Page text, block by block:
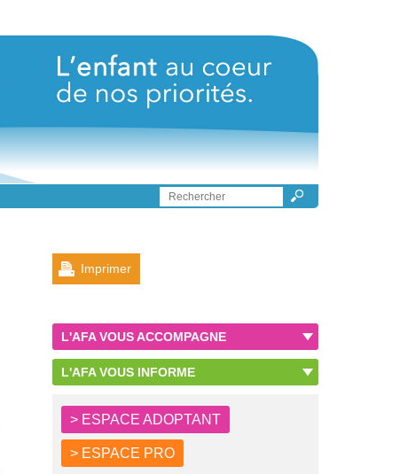
Imprimer
L'AFA VOUS ACCOMPAGNE
L'AFA VOUS INFORME
> ESPACE ADOPTANT
> ESPACE PRO